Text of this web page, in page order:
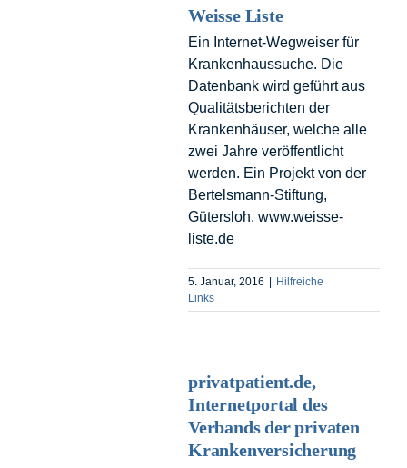
Weisse Liste
Ein Internet-Wegweiser für
Krankenhaussuche. Die
Datenbank wird geführt aus
Qualitätsberichten der
Krankenhäuser, welche alle
zwei Jahre veröffentlicht
werden. Ein Projekt von der
Bertelsmann-Stiftung,
Gütersloh. www.weisse-
liste.de
5. Januar, 2016
Hilfreiche
Links
privatpatient.de,
Internetportal des
Verbands der privaten
Krankenversicherung